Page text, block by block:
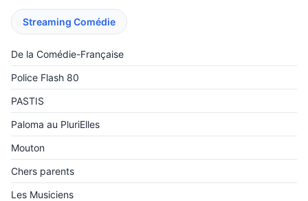
Streaming Comédie
De la Comédie-Française
Police Flash 80
PASTIS
Paloma au PluriElles
Mouton
Chers parents
Les Musiciens